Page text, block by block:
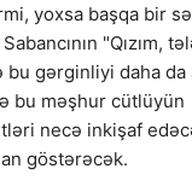
yoxsa başqa bir
"Qızım,
bu gərginliyi daha da
bu məşhur cütlüyün
necə inkişaf
göstərəcək.